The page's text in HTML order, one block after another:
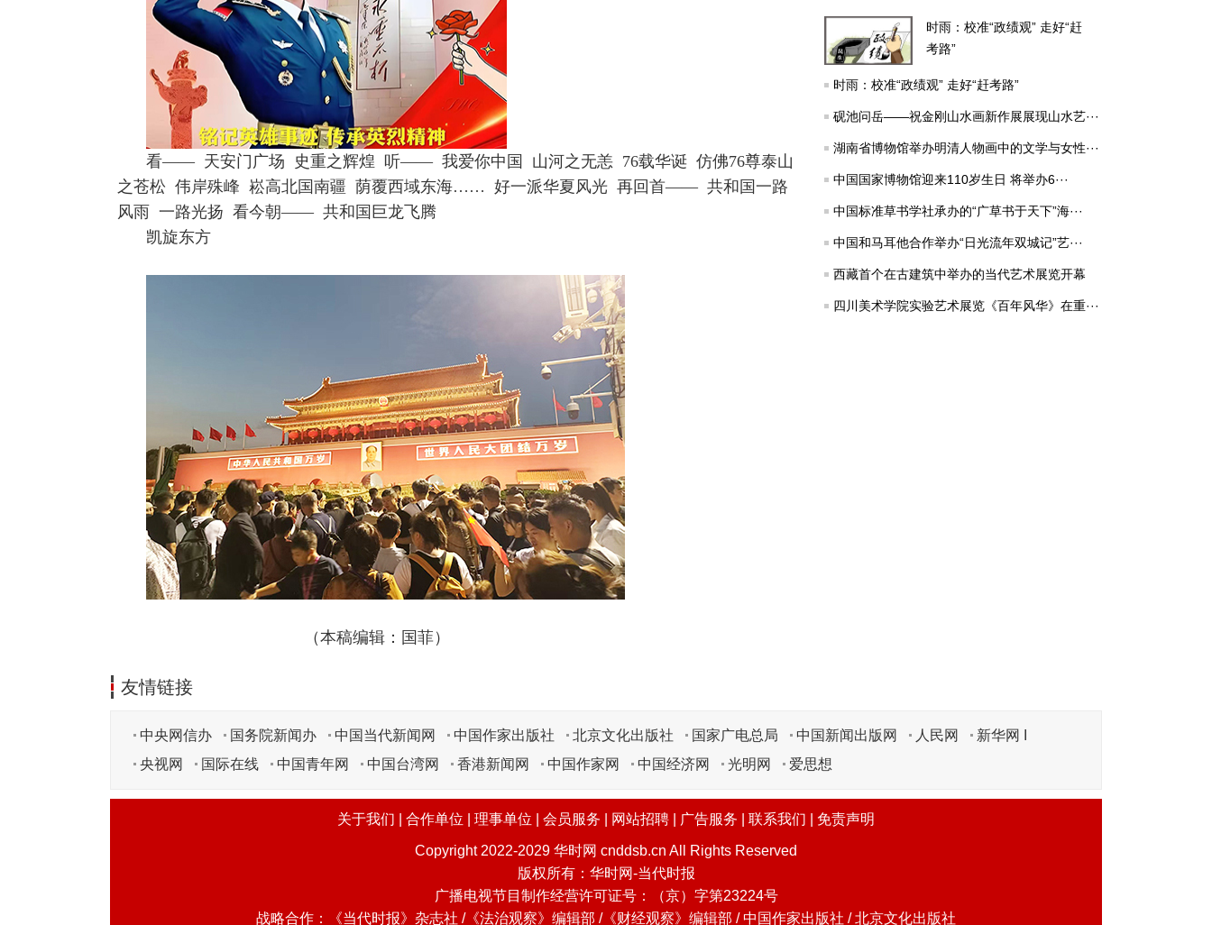
看—— 天安门广场 史重之辉煌 听—— 我爱你中国 山河之无恙 76载华诞 仿佛76尊泰山
之苍松 伟岸殊峰 崧高北国南疆 荫覆西域东海…… 好一派华夏风光 再回首—— 共和国一路
风雨 一路光扬 看今朝—— 共和国巨龙飞腾
凯旋东方
（本稿编辑：国菲）
时雨：校准“政绩观” 走好“赶
考路”
时雨：校准“政绩观” 走好“赶考路”
砚池问岳——祝金刚山水画新作展展现山水艺···
湖南省博物馆举办明清人物画中的文学与女性···
中国国家博物馆迎来110岁生日 将举办6···
中国标准草书学社承办的“广草书于天下”海···
中国和马耳他合作举办“日光流年双城记”艺···
西藏首个在古建筑中举办的当代艺术展览开幕
四川美术学院实验艺术展览《百年风华》在重···
友情链接
中央网信办 国务院新闻办 中国当代新闻网 中国作家出版社 北京文化出版社 国家广电总局 中国新闻出版网 人民网
新华网 I
央视网
国际在线 中国青年网 中国台湾网 香港新闻网 中国作家网 中国经济网 光明网 爱思想
关于我们 合作单位 理事单位 会员服务 网站招聘 广告服务 联系我们 免责声明
Copyright 2022-2029 华时网 cnddsb.cn All Rights Reserved
版权所有：华时网-当代时报
广播电视节目制作经营许可证号：（京）字第23224号
战略合作：《当代时报》杂志社 /《法治观察》编辑部 /《财经观察》编辑部 / 中国作家出版社 / 北京文化出版社